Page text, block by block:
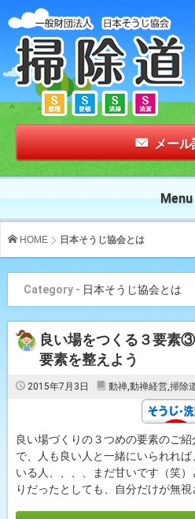
メール
Menu
HOME 日本そうじ協会とは
Category - 日本そうじ協会とは
良い場をつくる３要素
要素を整えよう
2015年7月3日 動禅,動禅経営,掃除
良い場づくりの３つめの要素のご
で、人も良い人と一緒にいられれ
いる人、、、、まだ甘いです（笑
りだったとしても、自分だけが無視